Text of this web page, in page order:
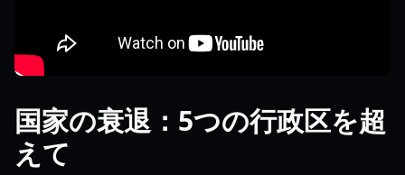
国家の衰退：5つの行政区を超
えて